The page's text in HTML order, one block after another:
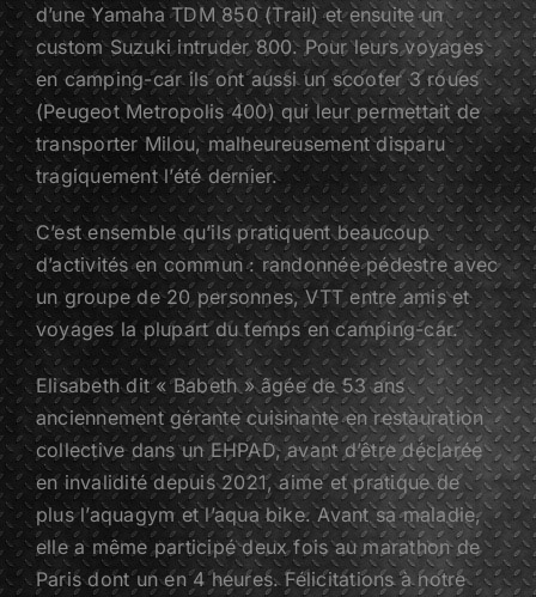
d’une Yamaha TDM 850 (Trail) et ensuite un
custom Suzuki intruder 800. Pour leurs voyages
en camping-car ils ont aussi un scooter 3 roues
(Peugeot Metropolis 400) qui leur permettait de
transporter Milou, malheureusement disparu
tragiquement l’été dernier.
C’est ensemble qu’ils pratiquent beaucoup
d’activités en commun : randonnée pédestre avec
un groupe de 20 personnes, VTT entre amis et
voyages la plupart du temps en camping-car.
Elisabeth dit « Babeth » âgée de 53 ans
anciennement gérante cuisinante en restauration
collective dans un EHPAD, avant d’être déclarée
en invalidité depuis 2021, aime et pratique de
plus l’aquagym et l’aqua bike. Avant sa maladie,
elle a même participé deux fois au marathon de
Paris dont un en 4 heures. Félicitations à notre